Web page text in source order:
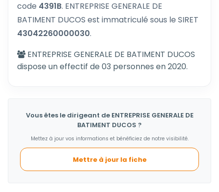
code 4391B. ENTREPRISE GENERALE DE
BATIMENT DUCOS est immatriculé sous le SIRET
43042260000030.
ENTREPRISE GENERALE DE BATIMENT DUCOS
dispose un effectif de 03 personnes en 2020.
Vous êtes le dirigeant de ENTREPRISE GENERALE DE
BATIMENT DUCOS ?
Mettez à jour vos informations et bénéficiez de notre visibilité.
Mettre à jour la fiche